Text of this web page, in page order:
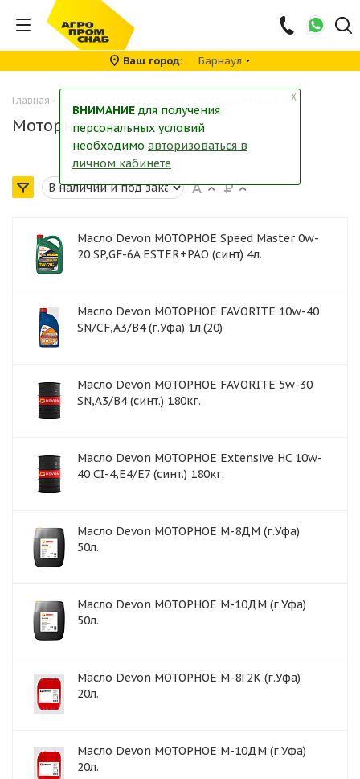
Ваш город Барнаул
Главная -
Моторные масла Devon
Масло Devon МОТОРНОЕ Speed Master 0w-
20 SP,GF-6A ESTER+PAO (синт) 4л.
Масло Devon МОТОРНОЕ FAVORITE 10w-40
SN/CF,A3/B4 (г.Уфа) 1л.(20)
Масло Devon МОТОРНОЕ FAVORITE 5w-30
SN,A3/B4 (синт.) 180кг.
Масло Devon МОТОРНОЕ Extensive HC 10w-
40 CI-4,E4/E7 (синт.) 180кг.
Масло Devon МОТОРНОЕ М-8ДМ (г.Уфа)
50л.
Масло Devon МОТОРНОЕ М-10ДМ (г.Уфа)
50л.
Масло Devon МОТОРНОЕ М-8Г2К (г.Уфа)
20л.
Масло Devon МОТОРНОЕ М-10ДМ (г.Уфа)
20л.
╳
ВНИМАНИЕ для получения
персональных условий
необходимо авторизоваться в
личном кабинете